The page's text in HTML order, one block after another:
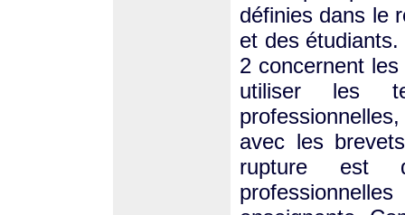
définies dans le
et des
2 concernent
utiliser les
avec les
rupture est